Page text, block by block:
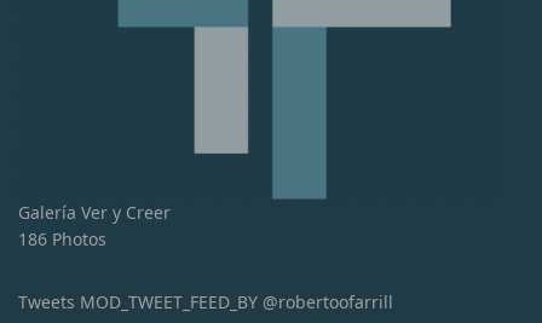
Galería Ver y Creer
186 Photos
Tweets MOD_TWEET_FEED_BY @robertoofarrill